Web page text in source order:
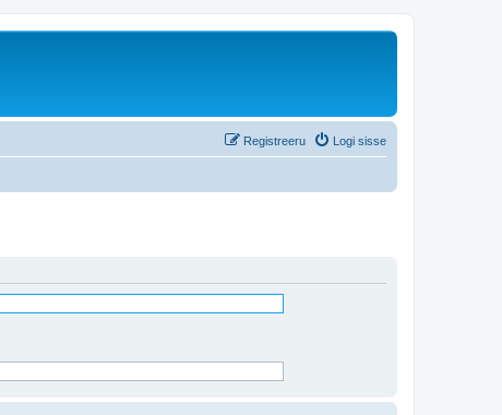
Logi sisse
Registreeru